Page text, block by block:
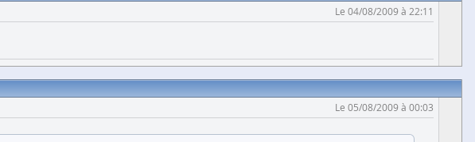
Le 04/08/2009 à 22:11
Le 05/08/2009 à 00:03